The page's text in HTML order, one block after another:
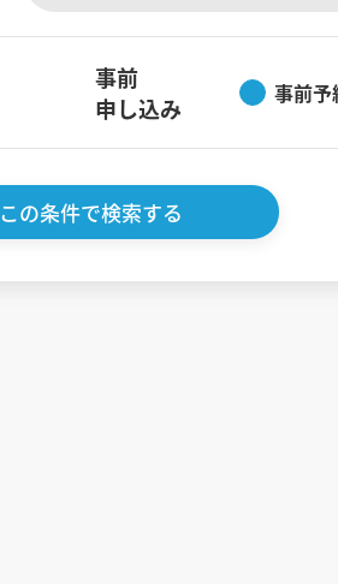
事前
申し込み
事前
この条件で検索する